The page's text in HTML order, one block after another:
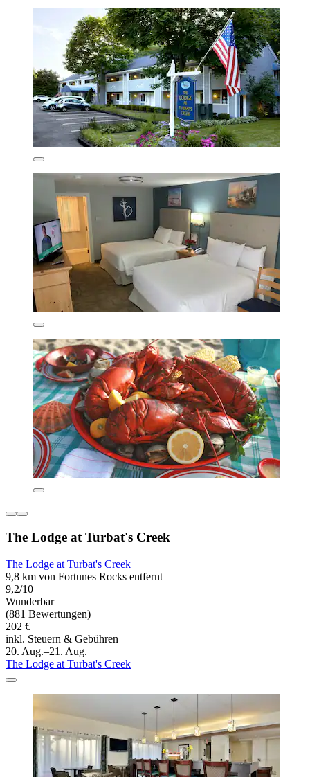
The Lodge at Turbat's Creek
The Lodge at Turbat's Creek
9,8 km von Fortunes Rocks entfernt
9,2/10
Wunderbar
(881 Bewertungen)
202 €
inkl. Steuern & Gebühren
20. Aug.–21. Aug.
The Lodge at Turbat's Creek